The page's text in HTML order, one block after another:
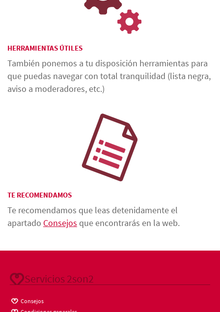
HERRAMIENTAS ÚTILES
También ponemos a tu disposición herramientas para
que puedas navegar con total tranquilidad (lista negra,
aviso a moderadores, etc.)
TE RECOMENDAMOS
Te recomendamos que leas detenidamente el
apartado Consejos que encontrarás en la web.
Servicios 2son2
Consejos